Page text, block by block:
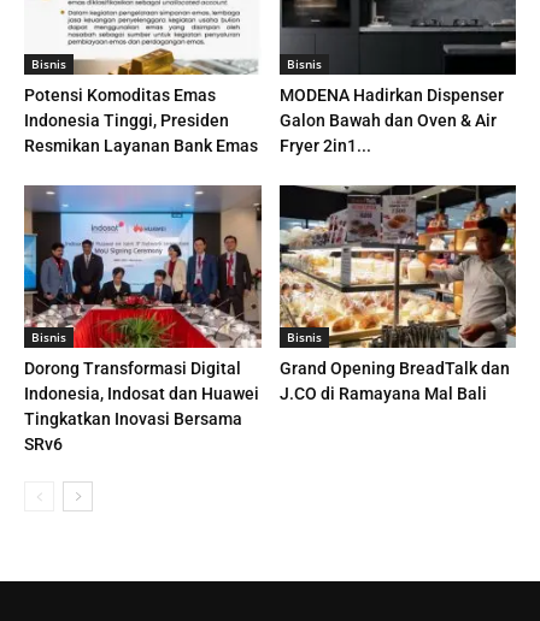
Bisnis
Potensi Komoditas Emas
Indonesia Tinggi, Presiden
Resmikan Layanan Bank Emas
Bisnis
MODENA Hadirkan Dispenser
Galon Bawah dan Oven & Air
Fryer 2in1...
Bisnis
Dorong Transformasi Digital
Indonesia, Indosat dan Huawei
Tingkatkan Inovasi Bersama
SRv6
Bisnis
Grand Opening BreadTalk dan
J.CO di Ramayana Mal Bali